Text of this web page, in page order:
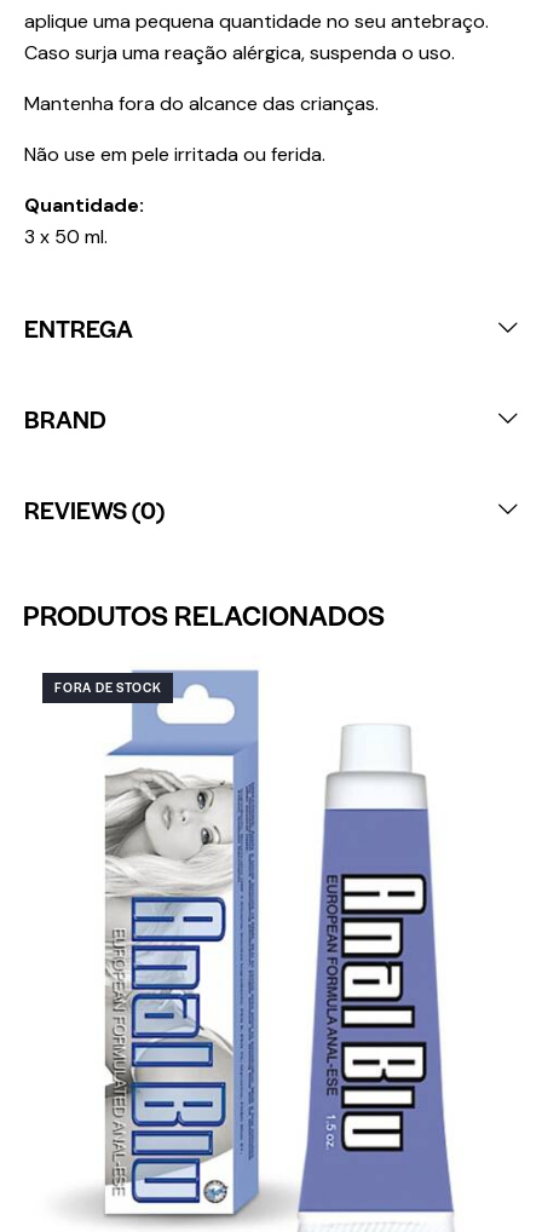
aplique uma pequena quantidade no seu antebraço.
Caso surja uma reação alérgica, suspenda o uso.
Mantenha fora do alcance das crianças.
Não use em pele irritada ou ferida.
Quantidade:
3 x 50 ml.
ENTREGA
BRAND
REVIEWS (0)
PRODUTOS RELACIONADOS
FORA DE STOCK